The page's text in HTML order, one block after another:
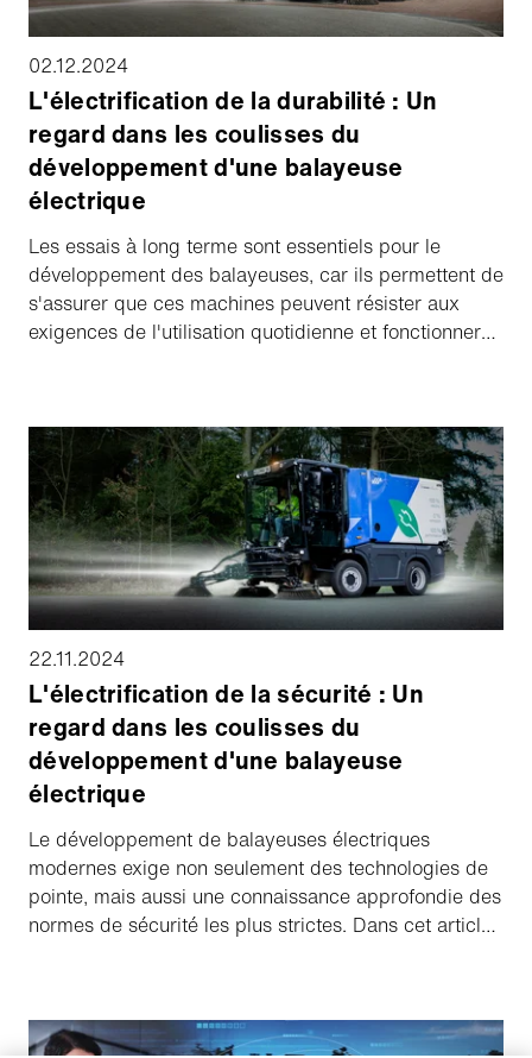
02.12.2024
L'électrification de la durabilité : Un
regard dans les coulisses du
développement d'une balayeuse
électrique
Les essais à long terme sont essentiels pour le
développement des balayeuses, car ils permettent de
s'assurer que ces machines peuvent résister aux
exigences de l'utilisation quotidienne et fonctionner
développement d'une balayeuse électrique sûre.
22.11.2024
L'électrification de la sécurité : Un
regard dans les coulisses du
développement d'une balayeuse
électrique
Le développement de balayeuses électriques
modernes exige non seulement des technologies de
pointe, mais aussi une connaissance approfondie des
normes de sécurité les plus strictes. Dans cet article,
sûre et efficace est rigoureusement testée.